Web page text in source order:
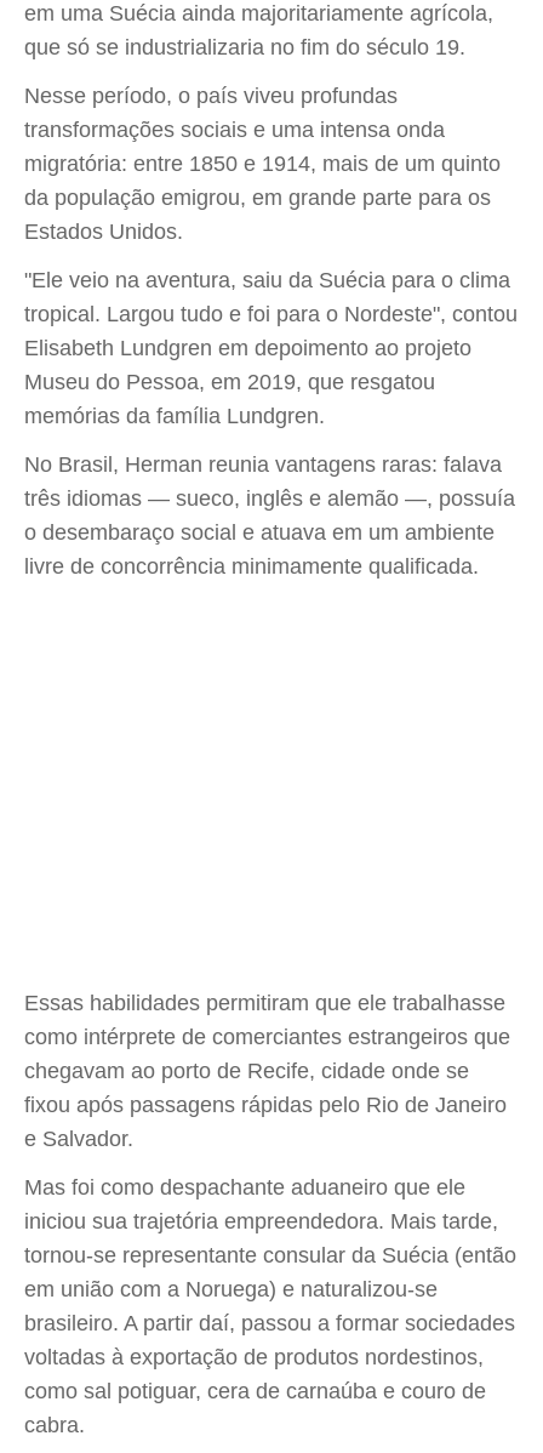
em uma Suécia ainda majoritariamente agrícola,
que só se industrializaria no fim do século 19.
Nesse período, o país viveu profundas
transformações sociais e uma intensa onda
migratória: entre 1850 e 1914, mais de um quinto
da população emigrou, em grande parte para os
Estados Unidos.
"Ele veio na aventura, saiu da Suécia para o clima
tropical. Largou tudo e foi para o Nordeste", contou
Elisabeth Lundgren em depoimento ao projeto
Museu do Pessoa, em 2019, que resgatou
memórias da família Lundgren.
No Brasil, Herman reunia vantagens raras: falava
três idiomas — sueco, inglês e alemão —, possuía
o desembaraço social e atuava em um ambiente
livre de concorrência minimamente qualificada.
Essas habilidades permitiram que ele trabalhasse
como intérprete de comerciantes estrangeiros que
chegavam ao porto de Recife, cidade onde se
fixou após passagens rápidas pelo Rio de Janeiro
e Salvador.
Mas foi como despachante aduaneiro que ele
iniciou sua trajetória empreendedora. Mais tarde,
tornou-se representante consular da Suécia (então
em união com a Noruega) e naturalizou-se
brasileiro. A partir daí, passou a formar sociedades
voltadas à exportação de produtos nordestinos,
como sal potiguar, cera de carnaúba e couro de
cabra.